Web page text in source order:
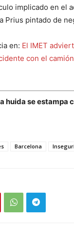
implicado en el
Prius pintado de
en: El IMET
con el
huida se estampa
Barcelona